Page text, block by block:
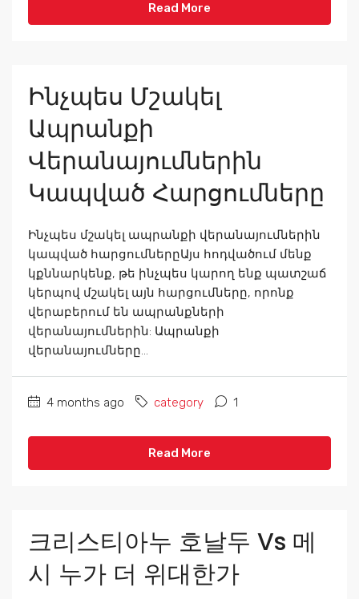
Read More
Ինչպես Մշակել
Ապրանքի
Վերանայումներին
Կապված Հարցումները
Ինչպես մշակել ապրանքի վերանայումներին
կապված հարցումներըԱյս հոդվածում մենք
կքննարկենք, թե ինչպես կարող ենք պատշաճ
կերպով մշակել այն հարցումները, որոնք
վերաբերում են ապրանքների
վերանայումներին: Ապրանքի
վերանայումները...
4 months ago category 1
Read More
크리스티아누 호날두 Vs 메
시 누가 더 위대한가